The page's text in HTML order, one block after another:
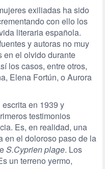
exiliadas ha sido
con ello los
literaria española.
y autoras no muy
en el olvido durante
los casos, entre otros,
Elena Fortún, o Aurora
en 1939 y
testimonios
Es, en realidad, una
en el doloroso paso de la
S.Cyprien plage. Los
un terreno yermo,